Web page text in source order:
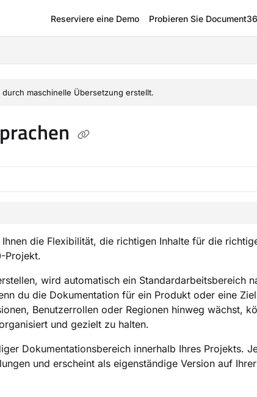
Reserviere eine Demo Probieren Sie
maschinelle Übersetzung erstellt.
die Flexibilität, die richtigen Inhalte für die
Projekt.
wird automatisch ein Standardarbeitsbereich
du die Dokumentation für ein Produkt oder eine
Benutzerrollen oder Regionen hinweg wächst,
und gezielt zu halten.
Dokumentationsbereich innerhalb Ihres Projekts.
und erscheint als eigenständige Version auf